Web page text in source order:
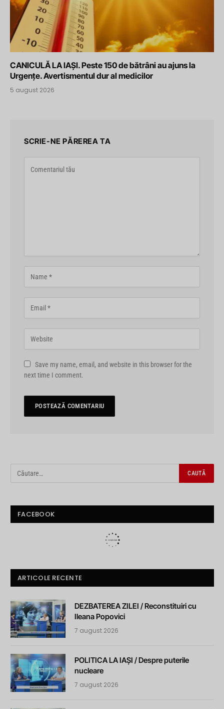
CANICULĂ LA IAȘI. Peste 150 de bătrâni au ajuns la
Urgențe. Avertismentul dur al medicilor
5 august 2026
SCRIE-NE PĂREREA TA
Save my name, email, and website in this browser for the
next time I comment.
FACEBOOK
ARTICOLE RECENTE
DEZBATEREA ZILEI / Reconstituiri cu
Ileana Popovici
7 august 2026
POLITICA LA IAȘI / Despre puterile
nucleare
7 august 2026